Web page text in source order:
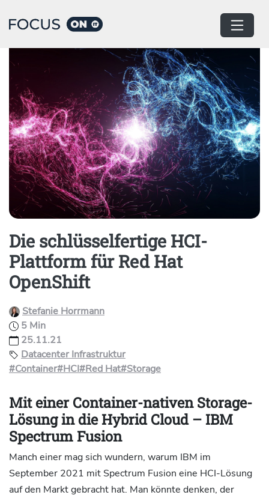
Home Datacenter Infrastruktur
Die schlüsselfertige HCI-
Plattform für Red Hat
OpenShift
Stefanie Horrmann
5 Min
25.11.21
Datacenter Infrastruktur
#Container#HCI#Red Hat#Storage
Mit einer Container-nativen Storage-
Lösung in die Hybrid Cloud – IBM
Spectrum Fusion
Manch einer mag sich wundern, warum IBM im
September 2021 mit Spectrum Fusion eine HCI-Lösung
auf den Markt gebracht hat. Man könnte denken, der